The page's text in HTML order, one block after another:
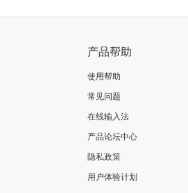
产品帮助
使用帮助
常见问题
在线输入法
产品论坛中心
隐私政策
用户体验计划